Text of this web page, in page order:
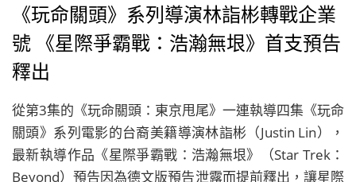
《玩命關頭》系列導演林詣彬轉戰企業
號 《星際爭霸戰：浩瀚無垠》首支預告
釋出
從第3集的《玩命關頭：東京甩尾》一連執導四集《玩命
關頭》系列電影的台裔美籍導演林詣彬（Justin Lin），
最新執導作品《星際爭霸戰：浩瀚無垠》（Star Trek：
Beyond）預告因為德文版預告泄露而提前釋出，讓星際